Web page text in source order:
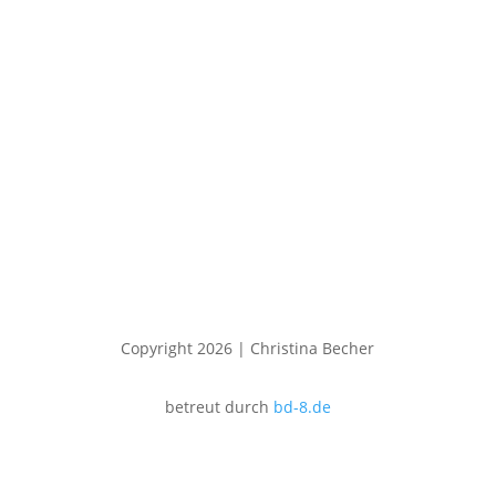
Copyright 2026 | Christina Becher
betreut durch bd-8.de